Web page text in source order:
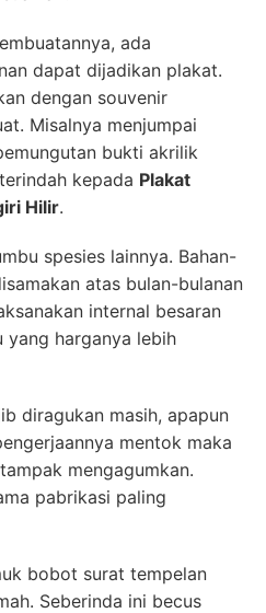
ada
dapat dijadikan plakat.
dengan souvenir
Misalnya menjumpai
bukti akrilik
kepada Plakat
Hilir.
spesies lainnya. Bahan-
atas bulan-bulanan
internal besaran
yang harganya lebih
diragukan masih, apapun
mentok maka
mengagumkan.
pabrikasi paling
bobot surat tempelan
Seberinda ini becus